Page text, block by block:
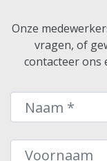
Onze
vragen, of
contacteer ons